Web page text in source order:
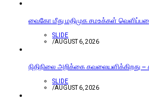
வைகோ மீது மதிமுக சமஉக்கள்
SLIDE
/AUGUST 6, 2026
நிதிநிலை அறிக்கை கவலையளிக்கிறது
SLIDE
/AUGUST 6, 2026